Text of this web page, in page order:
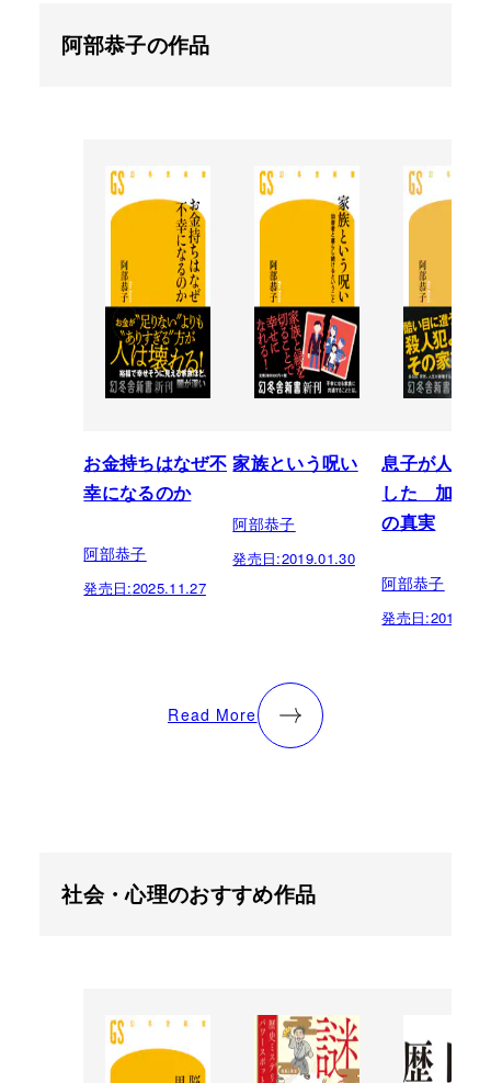
阿部恭子の作品
お金持ちはなぜ不
幸になるのか
阿部恭子
発売日:2025.11.27
家族という呪い
阿部恭子
発売日:2019.01.30
息子が人を
した 加害者
の真実
阿部恭子
発売日:
Read More
社会・心理のおすすめ作品